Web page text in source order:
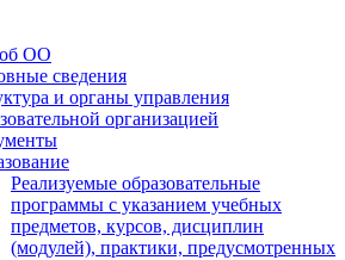
ОО
сведения
и органы управления
организацией
Реализуемые образовательные
программы с указанием учебных
предметов, курсов, дисциплин
(модулей), практики, предусмотренных